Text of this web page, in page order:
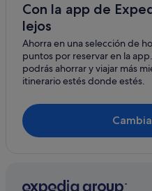
Con la app de
lejos
Ahorra en una selección de
puntos por reservar en la
podrás ahorrar y viajar más
itinerario estés donde estés.